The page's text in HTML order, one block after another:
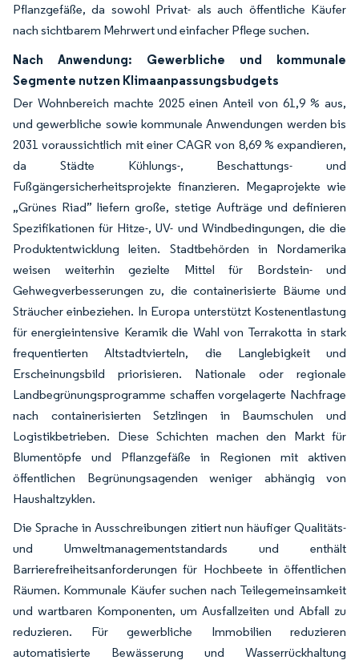
Pflanzgefäße, da sowohl Privat- als auch öffentliche Käufer
nach sichtbarem Mehrwert und einfacher Pflege suchen.
Nach Anwendung: Gewerbliche und kommunale
Segmente nutzen Klimaanpassungsbudgets
Der Wohnbereich machte 2025 einen Anteil von 61,9 % aus,
und gewerbliche sowie kommunale Anwendungen werden bis
2031 voraussichtlich mit einer CAGR von 8,69 % expandieren,
da Städte Kühlungs-, Beschattungs- und
Fußgängersicherheitsprojekte finanzieren. Megaprojekte wie
„Grünes Riad” liefern große, stetige Aufträge und definieren
Spezifikationen für Hitze-, UV- und Windbedingungen, die die
Produktentwicklung leiten. Stadtbehörden in Nordamerika
weisen weiterhin gezielte Mittel für Bordstein- und
Gehwegverbesserungen zu, die containerisierte Bäume und
Sträucher einbeziehen. In Europa unterstützt Kostenentlastung
für energieintensive Keramik die Wahl von Terrakotta in stark
frequentierten Altstadtvierteln, die Langlebigkeit und
Erscheinungsbild priorisieren. Nationale oder regionale
Landbegrünungsprogramme schaffen vorgelagerte Nachfrage
nach containerisierten Setzlingen in Baumschulen und
Logistikbetrieben. Diese Schichten machen den Markt für
Blumentöpfe und Pflanzgefäße in Regionen mit aktiven
öffentlichen Begrünungsagenden weniger abhängig von
Haushaltzyklen.
Die Sprache in Ausschreibungen zitiert nun häufiger Qualitäts-
und Umweltmanagementstandards und enthält
Barrierefreiheitsanforderungen für Hochbeete in öffentlichen
Räumen. Kommunale Käufer suchen nach Teilegemeinsamkeit
und wartbaren Komponenten, um Ausfallzeiten und Abfall zu
reduzieren. Für gewerbliche Immobilien reduzieren
automatisierte Bewässerung und Wasserrückhaltung